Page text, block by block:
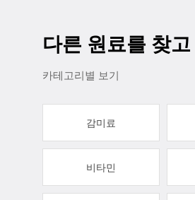
다른 원료를 찾
카테고리별 보기
감미료
비타민